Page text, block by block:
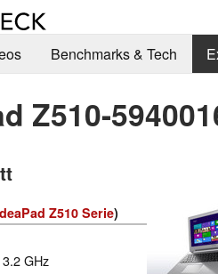
Benchmarks & Tech
Z510-
Z510 Serie)
GHz